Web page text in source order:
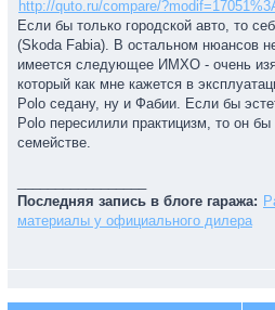
http://quto.ru/compare/
Если бы только городской авто, то
(Skoda Fabia). В остальном нюансов
имеется следующее ИМХО - очень
который как мне кажется в
Polo седану, ну и Фабии. Если бы
Polo пересилили практицизм, то он
семействе.
Последняя запись в блоге гаража:
материалы у официального дилера